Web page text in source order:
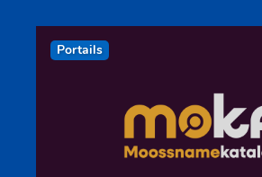
Portails